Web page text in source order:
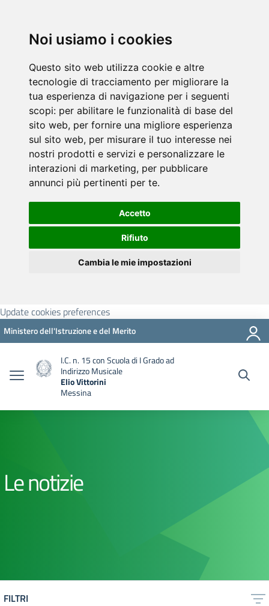
Noi usiamo i cookies
Questo sito web utilizza cookie e altre
tecnologie di tracciamento per migliorare la
tua esperienza di navigazione per i seguenti
scopi: per abilitare le funzionalità di base del
sito web, per fornire una migliore esperienza
sul sito web, per misurare il tuo interesse nei
nostri prodotti e servizi e personalizzare le
interazioni di marketing, per pubblicare
annunci più pertinenti per te.
Accetto
Rifiuto
Cambia le mie impostazioni
Update cookies preferences
Ministero dell'Istruzione e del Merito
I.C. n. 15 con Scuola di I Grado ad
Indirizzo Musicale
Elio Vittorini
Messina
Le notizie
FILTRI